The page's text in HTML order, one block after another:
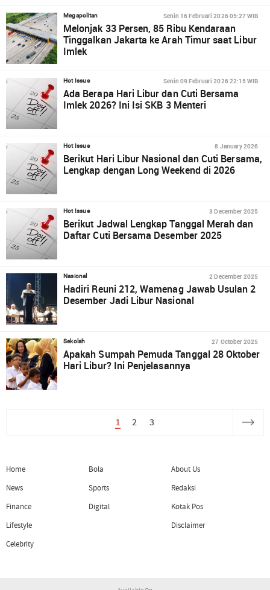
Megapolitan Senin 16 Februari 2026 05:27 WIB
Melonjak 33 Persen, 85 Ribu Kendaraan
Tinggalkan Jakarta ke Arah Timur saat Libur
Imlek
Hot Issue Senin 09 Februari 2026 22:15 WIB
Ada Berapa Hari Libur dan Cuti Bersama
Imlek 2026? Ini Isi SKB 3 Menteri
Hot Issue 8 January 2026
Berikut Hari Libur Nasional dan Cuti Bersama,
Lengkap dengan Long Weekend di 2026
Hot Issue 3 December 2025
Berikut Jadwal Lengkap Tanggal Merah dan
Daftar Cuti Bersama Desember 2025
Nasional 2 December 2025
Hadiri Reuni 212, Wamenag Jawab Usulan 2
Desember Jadi Libur Nasional
Sekolah 27 October 2025
Apakah Sumpah Pemuda Tanggal 28 Oktober
Hari Libur? Ini Penjelasannya
1 2 3
Home
News
Finance
Lifestyle
Celebrity
Bola
Sports
Digital
About Us
Redaksi
Kotak Pos
Disclaimer